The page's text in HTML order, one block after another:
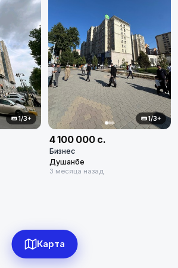
в сомони
фильтры
Карта
1/3+ 1/3+
4 100 000 с.
Бизнес
Душанбе
3 месяца назад